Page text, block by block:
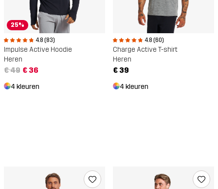
25%
4.8 (83)
Impulse Active Hoodie
Heren
€ 49 € 36
4 kleuren
4.8 (60)
Charge Active T-shirt
Heren
€ 39
4 kleuren